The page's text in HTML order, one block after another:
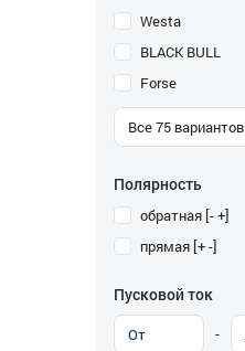
Westa
BLACK BULL
Forse
Все75 вариантов
Полярность
обратная [- +]
прямая [+ -]
Пусковой ток
-